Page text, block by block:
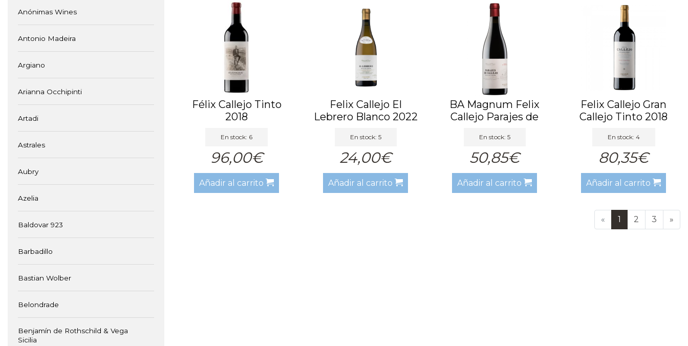
Anónimas Wines
Antonio Madeira
Argiano
Arianna Occhipinti
Artadi
Astrales
Aubry
Azelia
Baldovar 923
Barbadillo
Bastian Wolber
Belondrade
Benjamín de Rothschild & Vega
Sicilia
Félix Callejo Tinto
2018
En stock: 6
96,00€
Añadir al carrito
Felix Callejo El
Lebrero Blanco 2022
En stock: 5
24,00€
Añadir al carrito
BA Magnum Felix
Callejo Parajes de
En stock: 5
50,85€
Añadir al carrito
Felix Callejo Gran
Callejo Tinto 2018
En stock: 4
80,35€
Añadir al carrito
« 1 2 3 »